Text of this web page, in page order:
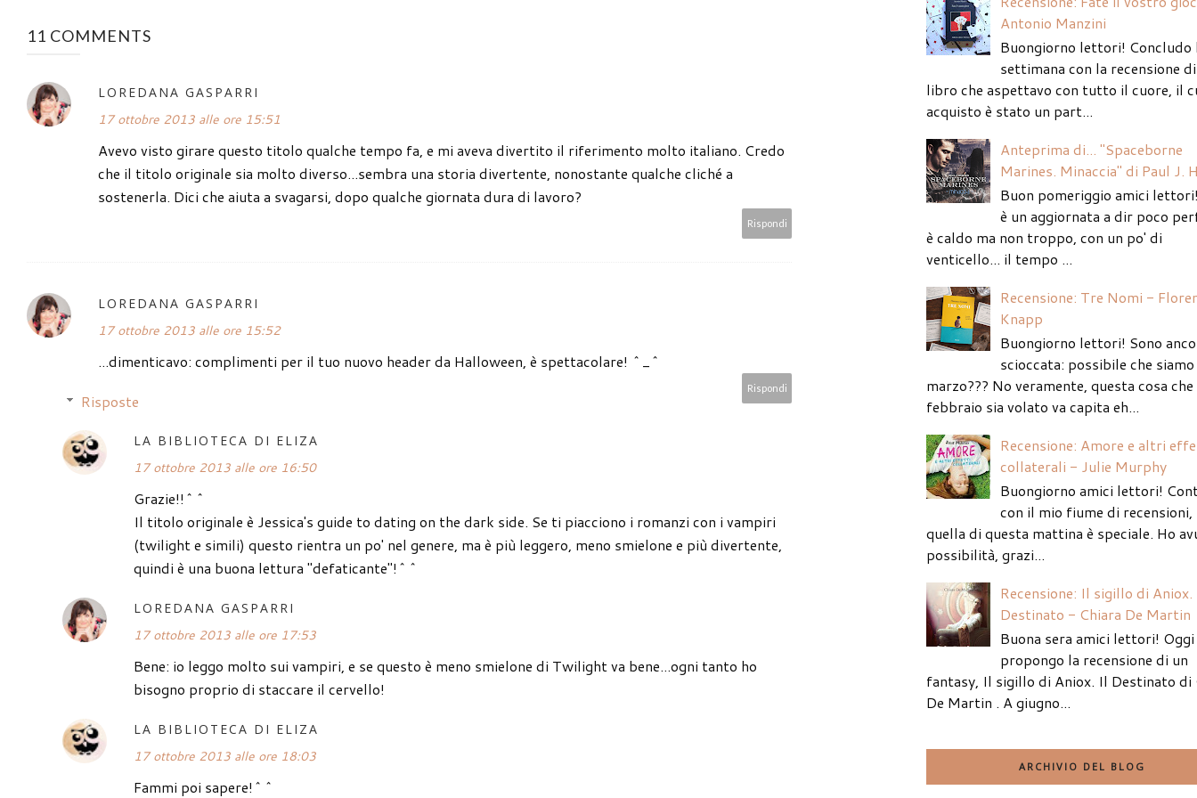
11 COMMENTS
LOREDANA GASPARRI
17 ottobre 2013 alle ore 15:51
Avevo visto girare questo titolo qualche tempo fa, e mi aveva divertito il riferimento molto italiano. Credo
che il titolo originale sia molto diverso...sembra una storia divertente, nonostante qualche cliché a
sostenerla. Dici che aiuta a svagarsi, dopo qualche giornata dura di lavoro?
Rispondi
LOREDANA GASPARRI
17 ottobre 2013 alle ore 15:52
...dimenticavo: complimenti per il tuo nuovo header da Halloween, è spettacolare! ^_^
Rispondi
Risposte
LA BIBLIOTECA DI ELIZA
17 ottobre 2013 alle ore 16:50
Grazie!!^^
Il titolo originale è Jessica's guide to dating on the dark side. Se ti piacciono i romanzi con i vampiri
(twilight e simili) questo rientra un po' nel genere, ma è più leggero, meno smielone e più divertente,
quindi è una buona lettura "defaticante"!^^
LOREDANA GASPARRI
17 ottobre 2013 alle ore 17:53
Bene: io leggo molto sui vampiri, e se questo è meno smielone di Twilight va bene...ogni tanto ho
bisogno proprio di staccare il cervello!
LA BIBLIOTECA DI ELIZA
17 ottobre 2013 alle ore 18:03
Fammi poi sapere!^^
Antonio Manzini
Buongiorno lettori! Concludo
settimana con la recensione
libro che aspettavo con tutto il cuore, il
acquisto è stato un part...
Anteprima di... "Spaceborne
Marines. Minaccia" di Paul J.
Buon pomeriggio amici
è un aggiornata a dir poco
è caldo ma non troppo, con un po' di
venticello... il tempo ...
Recensione: Tre Nomi -
Knapp
Buongiorno lettori! Sono
scioccata: possibile che siamo
marzo??? No veramente, questa cosa che
febbraio sia volato va capita eh...
Recensione: Amore e altri
collaterali - Julie Murphy
Buongiorno amici lettori!
con il mio fiume di recensioni,
quella di questa mattina è speciale. Ho
possibilità, grazi...
Recensione: Il sigillo di
Destinato - Chiara De Martin
Buona sera amici lettori!
propongo la recensione di un
fantasy, Il sigillo di Aniox. Il Destinato di
De Martin . A giugno...
ARCHIVIO DEL BLOG